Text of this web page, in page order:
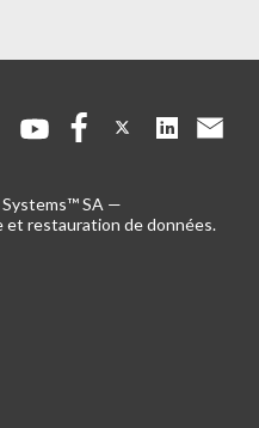
SA —
et restauration de données.